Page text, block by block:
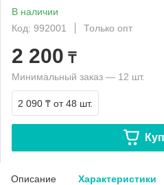
В наличии
Код: 992001
Только опт
2 200 ₸
Минимальный заказ — 12 шт.
2 090 ₸ от 48 шт.
Описание Характеристики